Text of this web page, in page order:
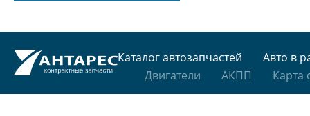
Каталог автозапчастей
Авто в
Двигатели
АКПП Карта